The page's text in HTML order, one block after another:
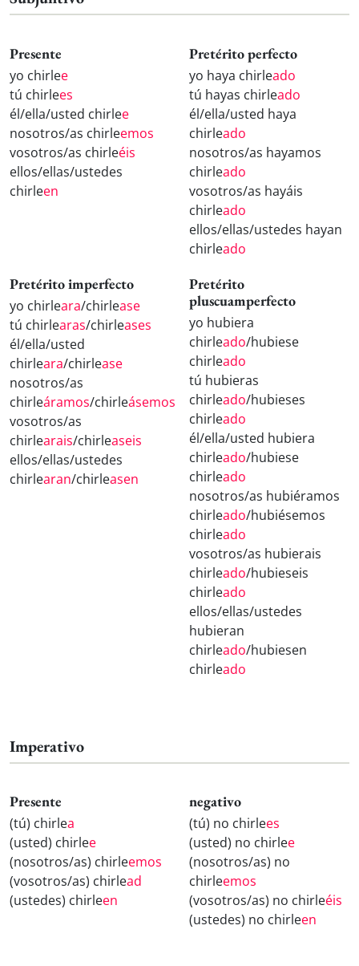
Presente
yo chirlee
tú chirlees
él/ella/usted chirlee
nosotros/as chirleemos
vosotros/as chirleéis
ellos/ellas/ustedes
chirleen
Pretérito perfecto
yo haya chirleado
tú hayas chirleado
él/ella/usted haya
chirleado
nosotros/as hayamos
chirleado
vosotros/as hayáis
chirleado
ellos/ellas/ustedes hayan
chirleado
Pretérito imperfecto
yo chirleara/chirlease
tú chirlearas/chirleases
él/ella/usted
chirleara/chirlease
nosotros/as
chirleáramos/chirleásemos
vosotros/as
chirlearais/chirleaseis
ellos/ellas/ustedes
chirlearan/chirleasen
Pretérito
pluscuamperfecto
yo hubiera
chirleado/hubiese
chirleado
tú hubieras
chirleado/hubieses
chirleado
él/ella/usted hubiera
chirleado/hubiese
chirleado
nosotros/as hubiéramos
chirleado/hubiésemos
chirleado
vosotros/as hubierais
chirleado/hubieseis
chirleado
ellos/ellas/ustedes
hubieran
chirleado/hubiesen
chirleado
Imperativo
Presente
(tú) chirlea
(usted) chirlee
(nosotros/as) chirleemos
(vosotros/as) chirlead
(ustedes) chirleen
negativo
(tú) no chirlees
(usted) no chirlee
(nosotros/as) no
chirleemos
(vosotros/as) no chirleéis
(ustedes) no chirleen